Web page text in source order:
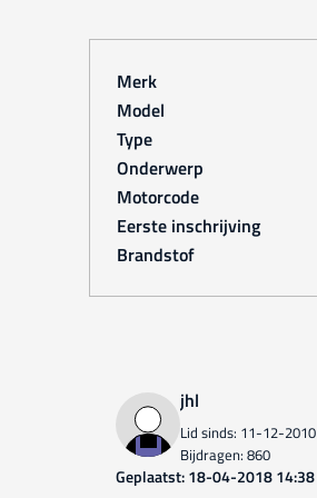
Merk
Model
Type
Onderwerp
Motorcode
Eerste inschrijving
Brandstof
jhl
Lid sinds: 11-12-2010
Bijdragen: 860
Geplaatst: 18-04-2018 14:38